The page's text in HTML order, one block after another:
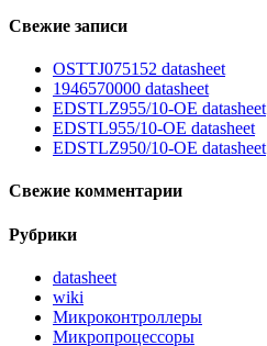
Свежие записи
OSTTJ075152 datasheet
1946570000 datasheet
EDSTLZ955/10-OE datasheet
EDSTL955/10-OE datasheet
EDSTLZ950/10-OE datasheet
Свежие комментарии
Рубрики
datasheet
wiki
Микроконтроллеры
Микропроцессоры